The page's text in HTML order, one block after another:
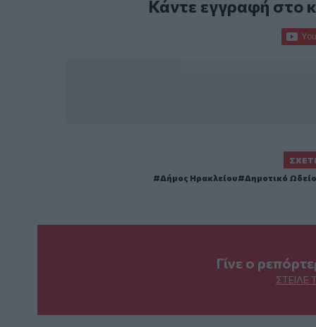
Κάντε εγγραφή στο
Δήμος Ηρακλείου
Δημοτικό
Γίνε ο
ΣΤΕΊΛΕ